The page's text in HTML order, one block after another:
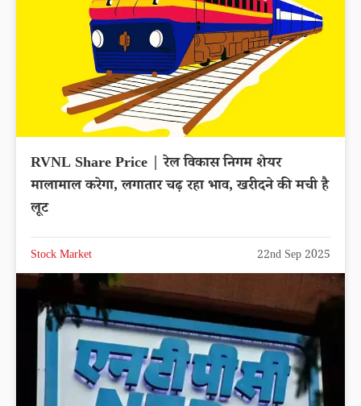
RVNL Share Price | रेल विकास निगम शेयर
मालामाल करेगा, लगातार चढ़ रहा भाव, खरीदने की मची है
लूट
Stock Market 22nd Sep 2025